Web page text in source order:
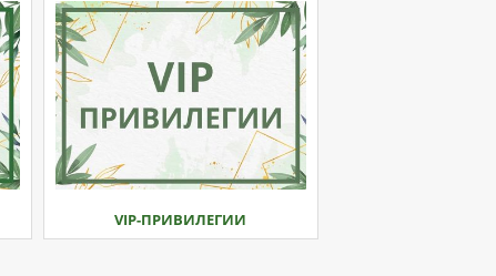
VIP-ПРИВИЛЕГИИ